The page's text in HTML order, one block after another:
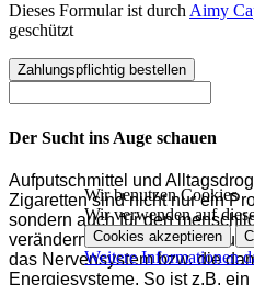
Dieses Formular ist durch Aimy
geschützt
Der Sucht ins Auge schauen
Aufputschmittel und
Zigaretten sind nicht nur ein
sondern auch für den
verändern die neuronale
das Nervensystem bzw. die
Energiesysteme. So ist z.B.
Wir benutzen Cookies
Wir verwenden auf
Cookies akzeptieren
Weitere Informationen